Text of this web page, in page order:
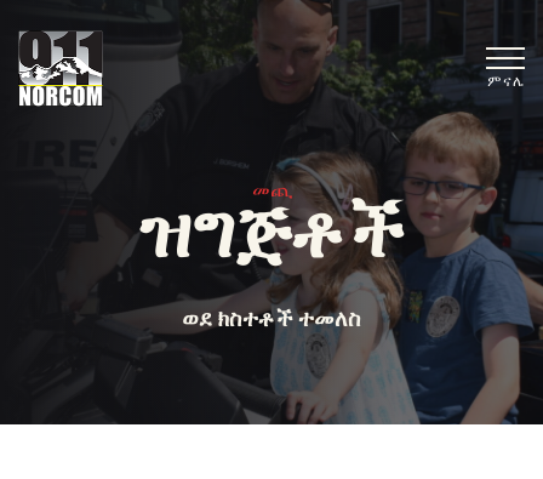
ምናሌ
መጪ
ዝግጅቶች
ወደ ክስተቶች ተመለስ